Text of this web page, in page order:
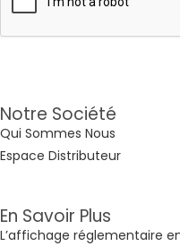
Notre Société
Qui Sommes Nous
Espace Distributeur
En Savoir Plus
L’affichage réglementaire